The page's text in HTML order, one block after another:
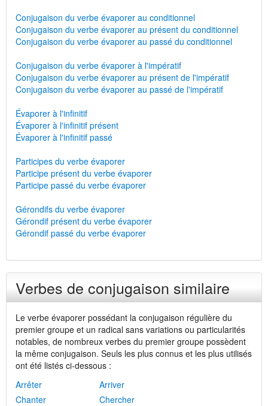
Conjugaison du verbe évaporer au conditionnel
Conjugaison du verbe évaporer au présent du conditionnel
Conjugaison du verbe évaporer au passé du conditionnel
Conjugaison du verbe évaporer à l'impératif
Conjugaison du verbe évaporer au présent de l'impératif
Conjugaison du verbe évaporer au passé de l'impératif
Évaporer à l'infinitif
Évaporer à l'infinitif présent
Évaporer à l'infinitif passé
Participes du verbe évaporer
Participe présent du verbe évaporer
Participe passé du verbe évaporer
Gérondifs du verbe évaporer
Gérondif présent du verbe évaporer
Gérondif passé du verbe évaporer
Verbes de conjugaison similaire
Le verbe évaporer possédant la conjugaison régulière du
premier groupe et un radical sans variations ou particularités
notables, de nombreux verbes du premier groupe possèdent
la même conjugaison. Seuls les plus connus et les plus utilisés
ont été listés ci-dessous :
Arrêter
Arriver
Chanter
Chercher